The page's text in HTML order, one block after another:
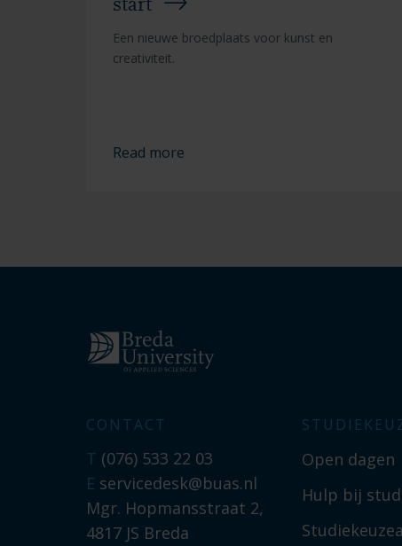
start
Een nieuwe broedplaats voor kunst en
creativiteit.
Read more
CONTACT
T (076) 533 22 03
E servicedesk@buas.nl
Mgr. Hopmansstraat 2,
4817 JS Breda
Open dagen
Hulp bij